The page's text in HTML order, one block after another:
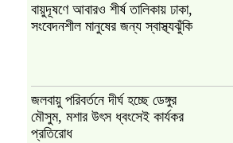
বায়ুদূষণে আবারও শীর্ষ তালিকায় ঢাকা,
সংবেদনশীল মানুষের জন্য স্বাস্থ্যঝুঁকি
জলবায়ু পরিবর্তনে দীর্ঘ হচ্ছে ডেঙ্গুর
মৌসুম, মশার উৎস ধ্বংসেই কার্যকর
প্রতিরোধ